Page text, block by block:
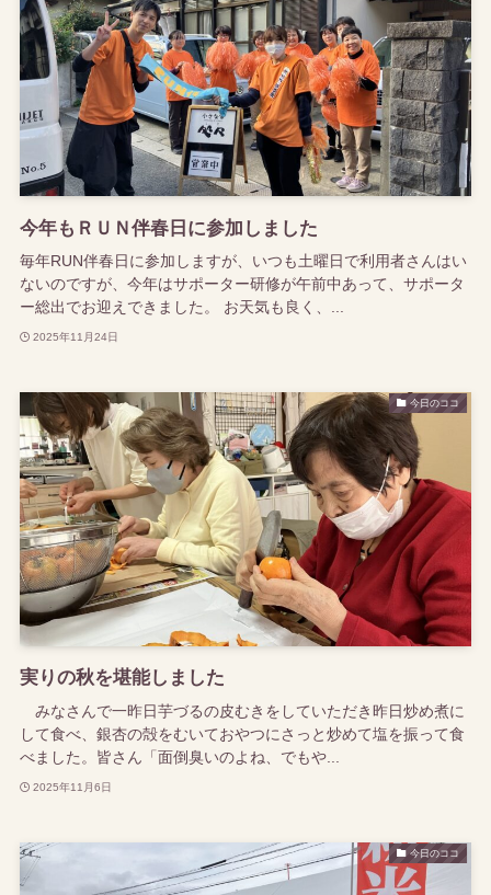
今年もＲＵＮ伴春日に参加しました
毎年RUN伴春日に参加しますが、いつも土曜日で利用者さんはい
ないのですが、今年はサポーター研修が午前中あって、サポータ
ー総出でお迎えできました。 お天気も良く、...
2025年11月24日
今日のココ
実りの秋を堪能しました
みなさんで一昨日芋づるの皮むきをしていただき昨日炒め煮に
して食べ、銀杏の殻をむいておやつにさっと炒めて塩を振って食
べました。皆さん「面倒臭いのよね、でもや...
2025年11月6日
今日のココ